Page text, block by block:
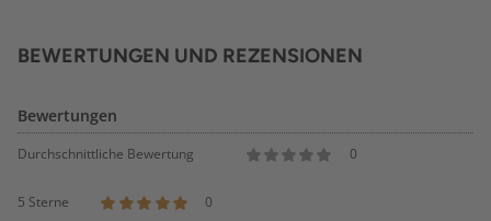
BEWERTUNGEN UND REZENSIONEN
Bewertungen
Durchschnittliche Bewertung 0
5 Sterne
0